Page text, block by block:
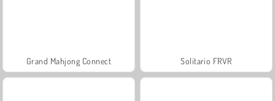
Grand Mahjong Connect Solitario FRVR